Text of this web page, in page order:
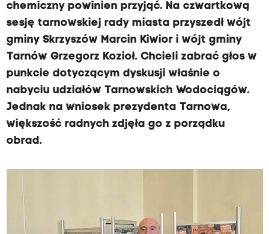
chemiczny powinien przyjąć. Na czwartkową
sesję tarnowskiej rady miasta przyszedł wójt
gminy Skrzyszów Marcin Kiwior i wójt gminy
Tarnów Grzegorz Kozioł. Chcieli zabrać głos w
punkcie dotyczącym dyskusji właśnie o
nabyciu udziałów Tarnowskich Wodociągów.
Jednak na wniosek prezydenta Tarnowa,
większość radnych zdjęła go z porządku
obrad.